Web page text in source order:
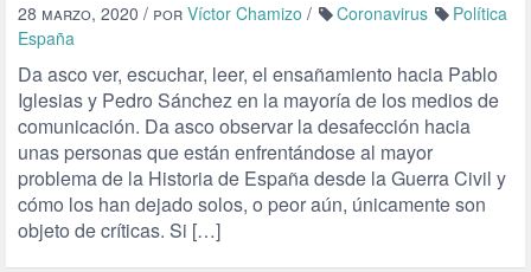
28 marzo, 2020 / por Víctor Chamizo / Coronavirus
Política
España
Da asco ver, escuchar, leer, el ensañamiento hacia Pablo
Iglesias y Pedro Sánchez en la mayoría de los medios de
comunicación. Da asco observar la desafección hacia
unas personas que están enfrentándose al mayor
problema de la Historia de España desde la Guerra Civil y
cómo los han dejado solos, o peor aún, únicamente son
objeto de críticas. Si […]